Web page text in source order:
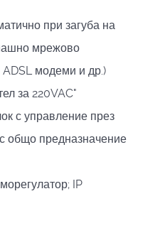
при загуба на
мрежово
ADSL модеми и др.)
за 220VAC"
с управление през
общо предназначение
IP